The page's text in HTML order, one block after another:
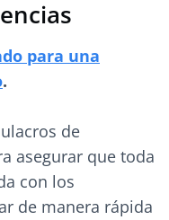
para una
.
de
asegurar que toda
con los
de manera rápida